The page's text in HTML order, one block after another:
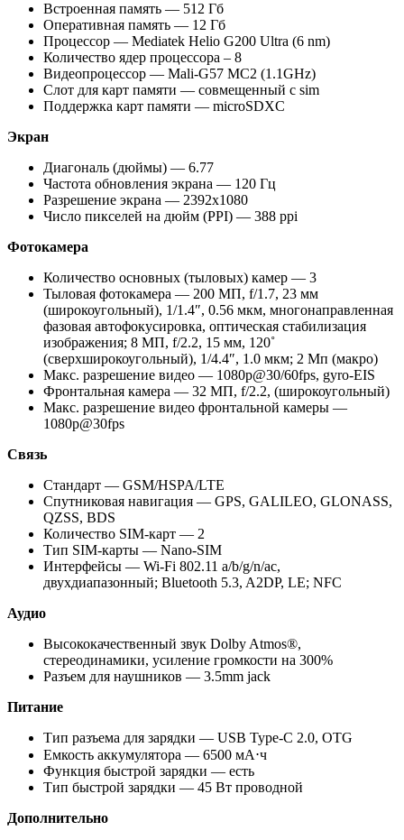
Встроенная память — 512 Гб
Оперативная память — 12 Гб
Процессор — Mediatek Helio G200 Ultra (6 nm)
Количество ядер процессора – 8
Видеопроцессор — Mali-G57 MC2 (1.1GHz)
Слот для карт памяти — совмещенный с sim
Поддержка карт памяти — microSDXC
Экран
Диагональ (дюймы) — 6.77
Частота обновления экрана — 120 Гц
Разрешение экрана — 2392х1080
Число пикселей на дюйм (PPI) — 388 ppi
Фотокамера
Количество основных (тыловых) камер — 3
Тыловая фотокамера — 200 МП, f/1.7, 23 мм
(широкоугольный), 1/1.4″, 0.56 мкм, многонаправленная
фазовая автофокусировка, оптическая стабилизация
изображения; 8 МП, f/2.2, 15 мм, 120˚
(сверхширокоугольный), 1/4.4″, 1.0 мкм; 2 Мп (макро)
Макс. разрешение видео — 1080p@30/60fps, gyro-EIS
Фронтальная камера — 32 МП, f/2.2, (широкоугольный)
Макс. разрешение видео фронтальной камеры —
1080p@30fps
Связь
Стандарт — GSM/HSPA/LTE
Спутниковая навигация — GPS, GALILEO, GLONASS,
QZSS, BDS
Количество SIM-карт — 2
Тип SIM-карты — Nano-SIM
Интерфейсы — Wi-Fi 802.11 a/b/g/n/ac,
двухдиапазонный; Bluetooth 5.3, A2DP, LE; NFC
Аудио
Высококачественный звук Dolby Atmos®,
стереодинамики, усиление громкости на 300%
Разъем для наушников — 3.5mm jack
Питание
Тип разъема для зарядки — USB Type-C 2.0, OTG
Емкость аккумулятора — 6500 мА⋅ч
Функция быстрой зарядки — есть
Тип быстрой зарядки — 45 Вт проводной
Дополнительно